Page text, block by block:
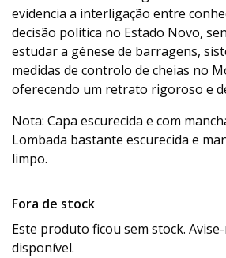
evidencia a interligação entre
decisão política no Estado Novo,
estudar a génese de barragens,
medidas de controlo de cheias no
oferecendo um retrato rigoroso e
Nota: Capa escurecida e com
Lombada bastante escurecida e
limpo.
Fora de stock
Este produto ficou sem stock.
disponível.